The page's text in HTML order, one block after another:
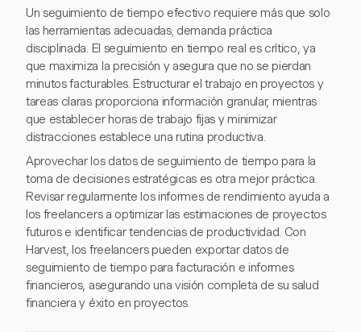
Un seguimiento de tiempo efectivo requiere más que solo
las herramientas adecuadas; demanda práctica
disciplinada. El seguimiento en tiempo real es crítico, ya
que maximiza la precisión y asegura que no se pierdan
minutos facturables. Estructurar el trabajo en proyectos y
tareas claras proporciona información granular, mientras
que establecer horas de trabajo fijas y minimizar
distracciones establece una rutina productiva.
Aprovechar los datos de seguimiento de tiempo para la
toma de decisiones estratégicas es otra mejor práctica.
Revisar regularmente los informes de rendimiento ayuda a
los freelancers a optimizar las estimaciones de proyectos
futuros e identificar tendencias de productividad. Con
Harvest, los freelancers pueden exportar datos de
seguimiento de tiempo para facturación e informes
financieros, asegurando una visión completa de su salud
financiera y éxito en proyectos.